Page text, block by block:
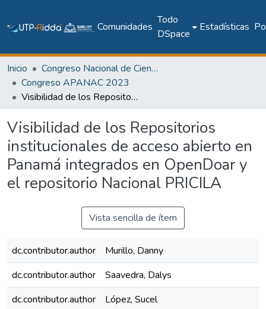
Comunidades
Todo
DSpace
Estadísticas
Inicio
Congreso Nacional de Ciencia y Tecnología – APANAC
Congreso APANAC 2023
Visibilidad de los Repositorios institucionales de acceso abierto en Panamá integrados en OpenDoar y el repositorio Nacional PRICILA
Visibilidad de los Repositorios
institucionales de acceso abierto en
Panamá integrados en OpenDoar y
el repositorio Nacional PRICILA
Vista sencilla de ítem
dc.contributor.author
Murillo, Danny
dc.contributor.author
Saavedra, Dalys
dc.contributor.author
López, Sucel